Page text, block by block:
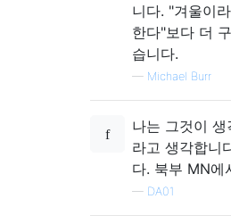
니다. "겨울이
한다"보다 더
습니다.
— Michael Burr
나는 그것이
라고 생각합니
다. 북부 MN에
— DA01